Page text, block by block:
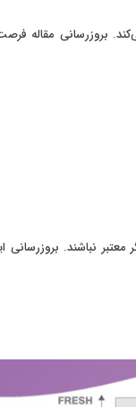
بروزرسانی مقاله
معتبر نباشند.